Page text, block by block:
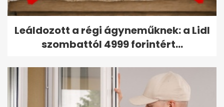
Leáldozott a régi ágyneműknek: a Lidl
szombattól 4999 forintért...